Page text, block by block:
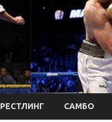
РЕСТЛИНГ САМБО